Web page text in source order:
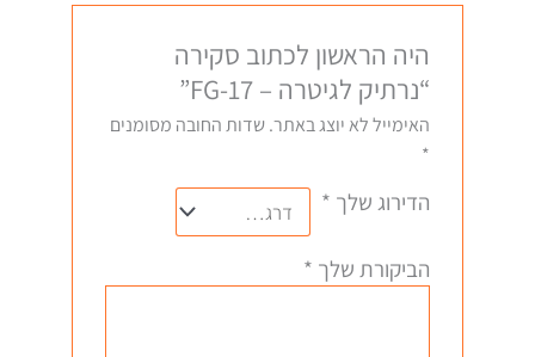
היה הראשון לכתוב סקירה
“נרתיק לגיטרה – FG-17”
האימייל לא יוצג באתר.שדות החובה מסומנים
*
הדירוג שלך *
הביקורת שלך *